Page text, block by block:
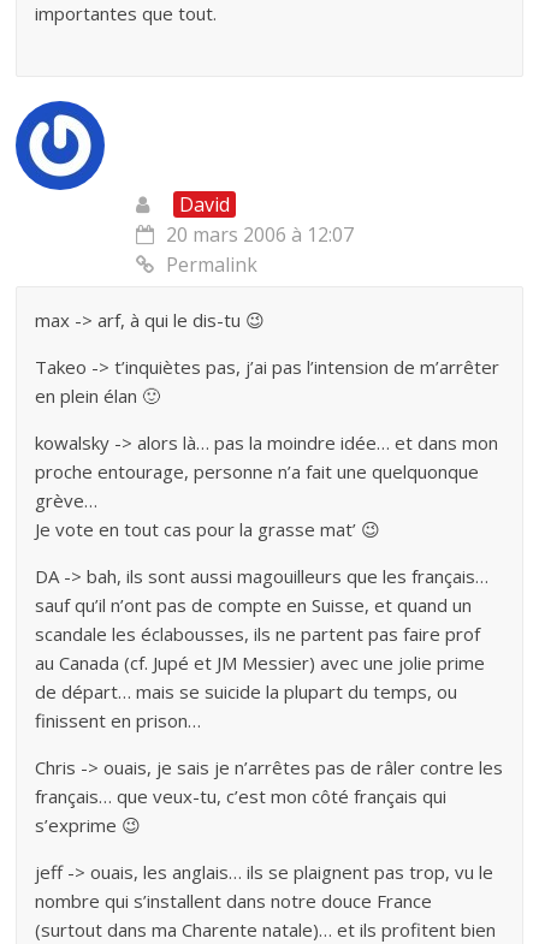
importantes que tout.
David
20 mars 2006 à 12:07
Permalink
max -> arf, à qui le dis-tu 😉
Takeo -> t’inquiètes pas, j’ai pas l’intension de m’arrêter
en plein élan 🙂
kowalsky -> alors là… pas la moindre idée… et dans mon
proche entourage, personne n’a fait une quelquonque
grève…
Je vote en tout cas pour la grasse mat’ 😉
DA -> bah, ils sont aussi magouilleurs que les français…
sauf qu’il n’ont pas de compte en Suisse, et quand un
scandale les éclabousses, ils ne partent pas faire prof
au Canada (cf. Jupé et JM Messier) avec une jolie prime
de départ… mais se suicide la plupart du temps, ou
finissent en prison…
Chris -> ouais, je sais je n’arrêtes pas de râler contre les
français… que veux-tu, c’est mon côté français qui
s’exprime 😉
jeff -> ouais, les anglais… ils se plaignent pas trop, vu le
nombre qui s’installent dans notre douce France
(surtout dans ma Charente natale)… et ils profitent bien